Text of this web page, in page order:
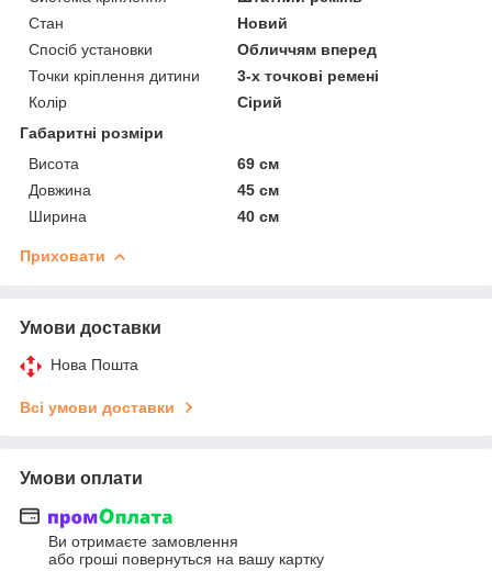
Стан
Новий
Спосіб установки
Обличчям вперед
Точки кріплення дитини
3-х точкові ремені
Колір
Сірий
Габаритні розміри
Висота
69 см
Довжина
45 см
Ширина
40 см
Приховати
Умови доставки
Нова Пошта
Всі умови доставки
Умови оплати
Ви отримаєте замовлення
або гроші повернуться на вашу картку